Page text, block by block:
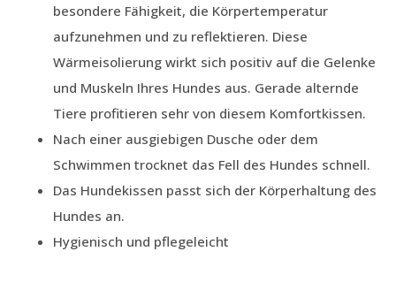
besondere Fähigkeit, die Körpertemperatur
aufzunehmen und zu reflektieren. Diese
Wärmeisolierung wirkt sich positiv auf die Gelenke
und Muskeln Ihres Hundes aus. Gerade alternde
Tiere profitieren sehr von diesem Komfortkissen.
Nach einer ausgiebigen Dusche oder dem
Schwimmen trocknet das Fell des Hundes schnell.
Das Hundekissen passt sich der Körperhaltung des
Hundes an.
Hygienisch und pflegeleicht